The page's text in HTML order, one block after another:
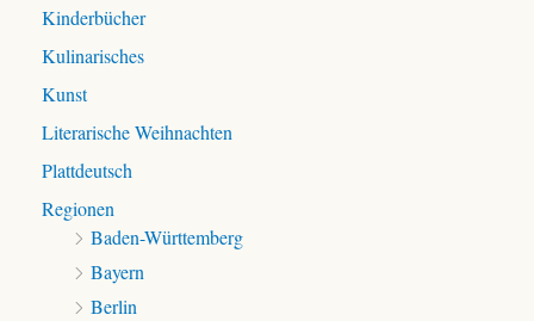
:Kinderbücher
Kulinarisches
Kunst
Literarische Weihnachten
Plattdeutsch
Regionen
Baden-Württemberg
Bayern
Berlin